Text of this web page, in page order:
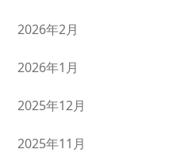
2026年2月
2026年1月
2025年12月
2025年11月